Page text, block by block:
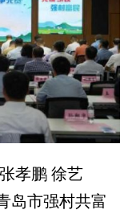
孝鹏 徐艺
岛市强村共富